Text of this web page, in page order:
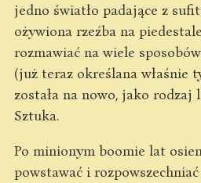
jedno światło padające z
ożywiona rzeźba na
rozmawiać na wiele
(już teraz określana właśnie
została na nowo, jako rodzaj
Sztuka.
Po minionym boomie lat
powstawać i